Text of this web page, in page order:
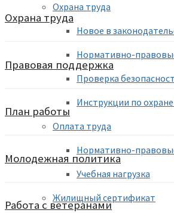
Охрана труда
Новое в
Нормативно-
Проверка
Инструкции по
Оплата труда
Нормативно-
Учебная нагрузка
Жилищный сертификат
Охрана труда
Правовая поддержка
План работы
Молодежная политика
Работа с ветеранами